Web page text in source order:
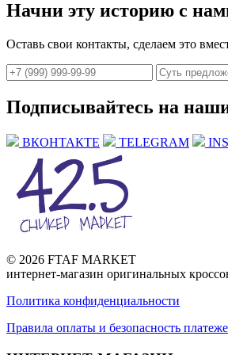
Начни эту историю с
Оставь свои контакты, сделаем это
Подписывайтесь на
ВКОНТАКТЕ TELEGRAM
© 2026 FTAF MARKET
интернет-магазин оригинальных
Политика конфиденциальности
Правила оплаты и безопасность